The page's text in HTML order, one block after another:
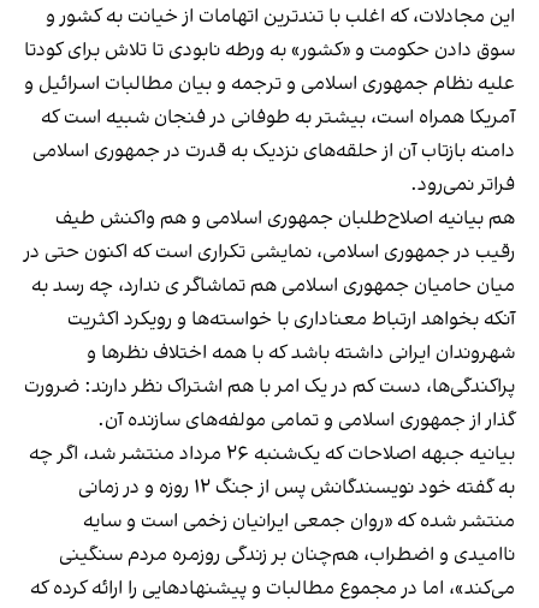
این مجادلات، که اغلب با تندترین اتهامات از خیانت به کشور و
سوق دادن حکومت و «کشور» به ورطه نابودی تا تلاش برای کودتا
علیه نظام جمهوری اسلامی و ترجمه و بیان مطالبات اسرائیل و
آمریکا همراه است، بیشتر به طوفانی در فنجان شبیه است که
دامنه بازتاب آن از حلقه‌های نزدیک به قدرت در جمهوری اسلامی
فراتر نمی‌رود.
هم بیانیه اصلاح‌طلبان جمهوری اسلامی و هم واکنش‌ طیف
رقیب در جمهوری اسلامی، نمایشی تکراری است که اکنون حتی در
میان حامیان جمهوری اسلامی هم تماشاگر ی ندارد، چه رسد به
آنکه بخواهد ارتباط معناداری با خواسته‌ها و رویکرد اکثریت
شهروندان ایرانی داشته باشد که با همه اختلاف نظرها و
پراکندگی‌ها، دست کم در یک امر با هم اشتراک نظر دارند: ضرورت
گذار از جمهوری اسلامی و تمامی مولفه‌های سازنده آن.
بیانیه جبهه اصلاحات که یک‌شنبه ۲۶ مرداد منتشر شد، اگر چه
به گفته خود نویسندگانش پس از جنگ ۱۲ روزه و در زمانی
منتشر شده که «روان جمعی ایرانیان زخمی است و سایه
ناامیدی و اضطراب، هم‌چنان بر زندگی روزمره مردم سنگینی
می‌کند»، اما در مجموع مطالبات و پیشنهادهایی را ارائه کرده که